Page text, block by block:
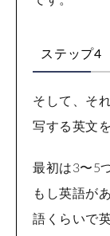
ステップ4
そして、そ
写する英文
最初は3〜5
もし英語が
語くらいで